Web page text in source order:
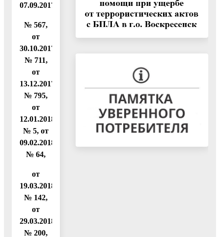
07.09.2017
№ 567,
от
30.10.2017
№ 711,
от
13.12.2017
№ 795,
от
12.01.2018
№ 5, от
09.02.2018
№ 64,
от
19.03.2018
№ 142,
от
29.03.2018
№ 200,